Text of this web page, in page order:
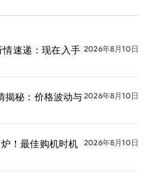
情速递：现在入手 2026年8月10日
揭秘：价格波动与2026年8月10日
！最佳购机时机
2026年8月10日